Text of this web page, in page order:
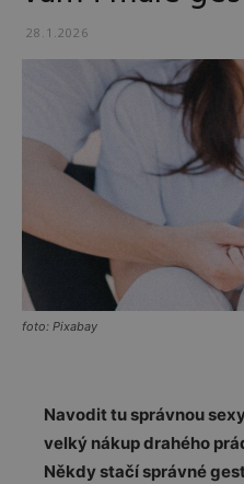
28.1.2026
foto: Pixabay
Navodit tu správnou
velký nákup drahého
Někdy stačí správné